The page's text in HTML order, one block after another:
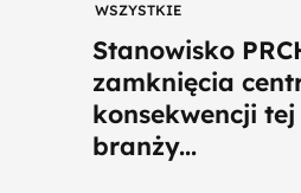
WSZYSTKIE
Stanowisko
zamknięcia
konsekwencji
branży...